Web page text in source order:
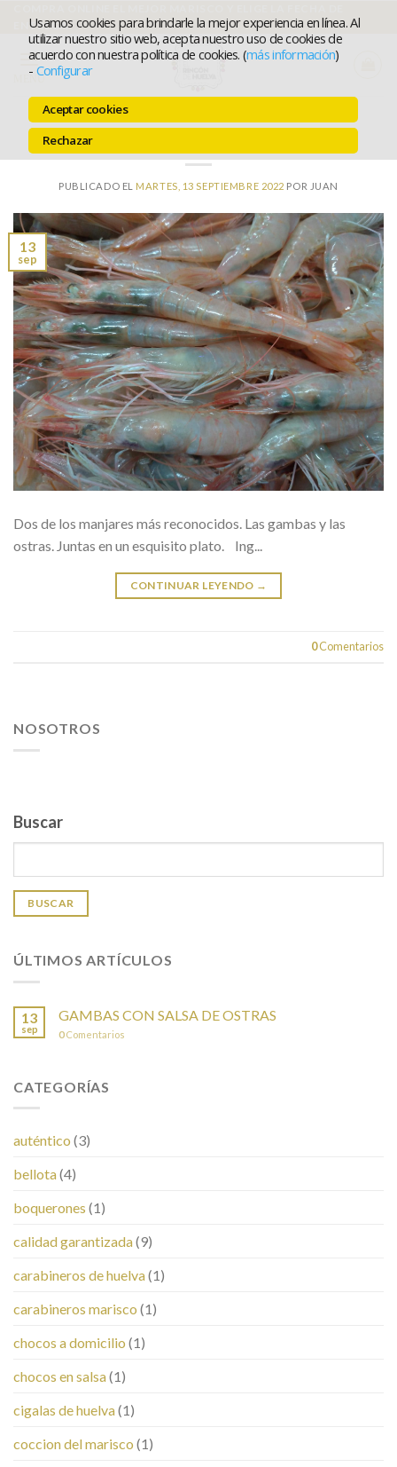
Usamos cookies para brindarle la mejor experiencia en línea. Al
utilizar nuestro sitio web, acepta nuestro uso de cookies de
acuerdo con nuestra política de cookies. (más información)
- Configurar
Aceptar cookies
Rechazar
contenido
ENTREGA
MENÚ
GAMBAS CON SALSA DE OSTRAS
PUBLICADO EL MARTES, 13 SEPTIEMBRE 2022 POR JUAN
13
sep
Dos de los manjares más reconocidos. Las gambas y las
ostras. Juntas en un esquisito plato. Ing...
CONTINUAR LEYENDO →
0Comentarios
NOSOTROS
Buscar
BUSCAR
ÚLTIMOS ARTÍCULOS
13
sep
GAMBAS CON SALSA DE OSTRAS
0Comentarios
CATEGORÍAS
auténtico (3)
bellota(4)
boquerones (1)
calidad garantizada(9)
carabineros de huelva(1)
carabineros marisco (1)
chocos a domicilio (1)
chocos en salsa(1)
cigalas de huelva(1)
coccion del marisco (1)